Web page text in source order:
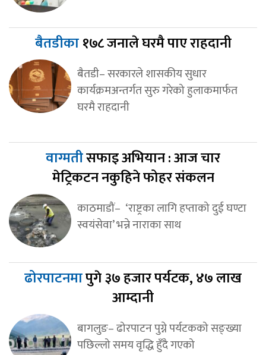
बैतडीका१७८ जनाले घरमै पाए राहदानी
बैतडी– सरकारले शासकीय सुधार
कार्यक्रमअन्तर्गत सुरु गरेको हुलाकमार्फत
घरमै राहदानी
वाग्मतीसफाइ अभियान : आज चार
मेट्रिकटन नकुहिने फोहर संकलन
काठमाडौं– ‘राष्ट्रका लागि हप्ताको दुई घण्टा
स्वयंसेवा’ भन्ने नाराका साथ
ढोरपाटनमापुगे ३७ हजार पर्यटक, ४७ लाख
आम्दानी
बागलुङ– ढोरपाटन पुग्ने पर्यटकको सङ्ख्या
पछिल्लो समय वृद्धि हुँदै गएको